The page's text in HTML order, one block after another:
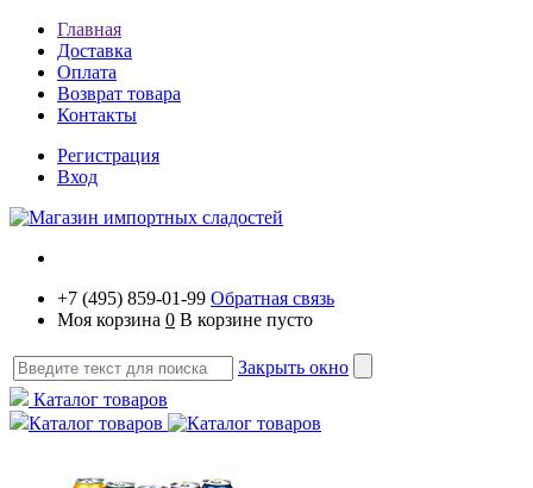
Главная
Доставка
Оплата
Возврат товара
Контакты
Регистрация
Вход
+7 (495) 859-01-99 Обратная связь
Моя корзина 0 В корзине пусто
Закрыть окно
Каталог товаров
Каталог товаров